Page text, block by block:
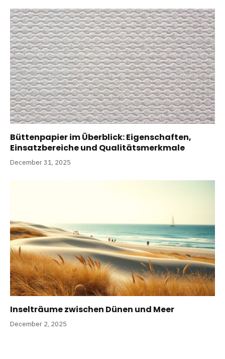
Büttenpapier im Überblick: Eigenschaften,
Einsatzbereiche und Qualitätsmerkmale
December 31, 2025
Inselträume zwischen Dünen und Meer
December 2, 2025